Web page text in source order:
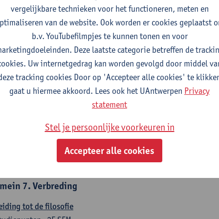
1E/2E SEM
studiepunten
Tom Van Caneghem Christine Lippens
6. Kwantitatieve methoden
statistiek en kansrekenen
2E SEM
studiepunten
Stephan Van der Veeken
methoden en technieken
1E/2E SEM
Ida Ruts
7. Verbreding
tot de filosofie
vergelijkbare technieken voor het functioneren, meten en
van de website. Ook worden er cookies geplaatst
b.v. YouTubefilmpjes te kunnen tonen en voor
Deze laatste categorie betreffen de
Uw internetgedrag kan worden gevolgd door middel
tracking cookies Door op 'Accepteer alle cookies' te
gaat u hiermee akkoord. Lees ook het UAntwerpen Privacy
statement
Stel je persoonlijke voorkeuren in
Accepteer alle cookies